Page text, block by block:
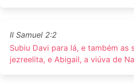
II Samuel 2:2
Subiu Davi para lá, e também as
jezreelita, e Abigail, a viúva de